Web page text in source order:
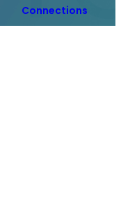
Connections